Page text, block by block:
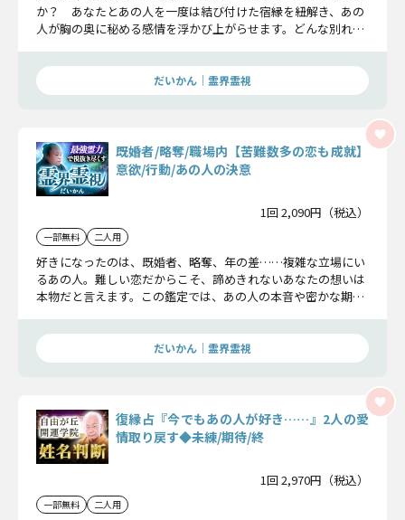
か？ あなたとあの人を一度は結び付けた宿縁を紐解き、あの
人が胸の奥に秘める感情を浮かび上がらせます。どんな別れで
だいかん｜霊界霊視
既婚者/略奪/職場内【苦難数多の恋も成就】
意欲/行動/あの人の決意
1回 2,090円（税込）
一部無料 二人用
好きになったのは、既婚者、略奪、年の差……複雑な立場にい
るあの人。難しい恋だからこそ、諦めきれないあなたの想いは
本物だと言えます。この鑑定では、あの人の本音や密かな期待
だいかん｜霊界霊視
復縁占『今でもあの人が好き……』2人の愛
情取り戻す◆未練/期待/終
1回 2,970円（税込）
一部無料 二人用